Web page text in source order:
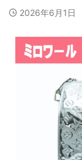
2026年6月1日